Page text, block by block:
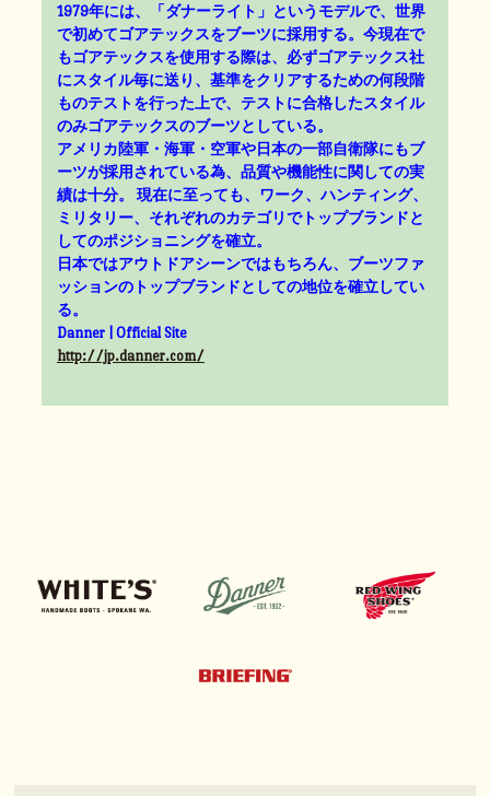
1979年には、「ダナーライト」というモデルで、世界
で初めてゴアテックスをブーツに採用する。今現在で
もゴアテックスを使用する際は、必ずゴアテックス社
にスタイル毎に送り、基準をクリアするための何段階
ものテストを行った上で、テストに合格したスタイル
のみゴアテックスのブーツとしている。
アメリカ陸軍・海軍・空軍や日本の一部自衛隊にもブ
ーツが採用されている為、品質や機能性に関しての実
績は十分。 現在に至っても、ワーク、ハンティング、
ミリタリー、それぞれのカテゴリでトップブランドと
してのポジショニングを確立。
日本ではアウトドアシーンではもちろん、ブーツファ
ッションのトップブランドとしての地位を確立してい
る。
Danner | Official Site
http://jp.danner.com/